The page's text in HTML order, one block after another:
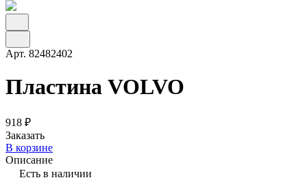
Арт. 82482402
Пластина VOLVO
918 ₽
Заказать
В корзине
Описание
Есть в наличии